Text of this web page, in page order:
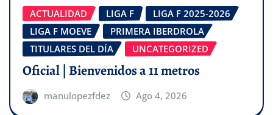
ACTUALIDAD LIGA F
LIGA F 2025-2026
LIGA F MOEVE
PRIMERA IBERDROLA
TITULARES DEL DÍA
UNCATEGORIZED
Oficial | Bienvenidos a 11 metros
manulopezfdez Ago 4, 2026